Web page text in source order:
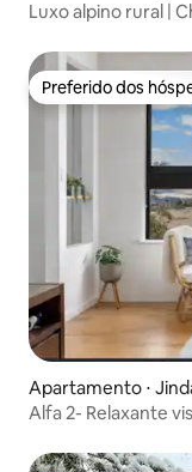
Luxo alpino rural |
Preferido dos
Preferido dos
Apartamento ⋅
Alfa 2- Relaxante